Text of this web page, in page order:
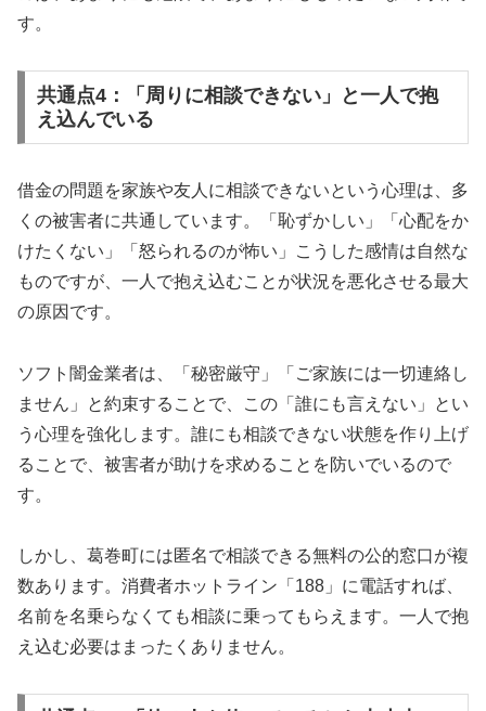
す。
共通点4：「周りに相談できない」と一人で抱
え込んでいる
借金の問題を家族や友人に相談できないという心理は、多
くの被害者に共通しています。「恥ずかしい」「心配をか
けたくない」「怒られるのが怖い」こうした感情は自然な
ものですが、一人で抱え込むことが状況を悪化させる最大
の原因です。
ソフト闇金業者は、「秘密厳守」「ご家族には一切連絡し
ません」と約束することで、この「誰にも言えない」とい
う心理を強化します。誰にも相談できない状態を作り上げ
ることで、被害者が助けを求めることを防いでいるので
す。
しかし、葛巻町には匿名で相談できる無料の公的窓口が複
数あります。消費者ホットライン「188」に電話すれば、
名前を名乗らなくても相談に乗ってもらえます。一人で抱
え込む必要はまったくありません。